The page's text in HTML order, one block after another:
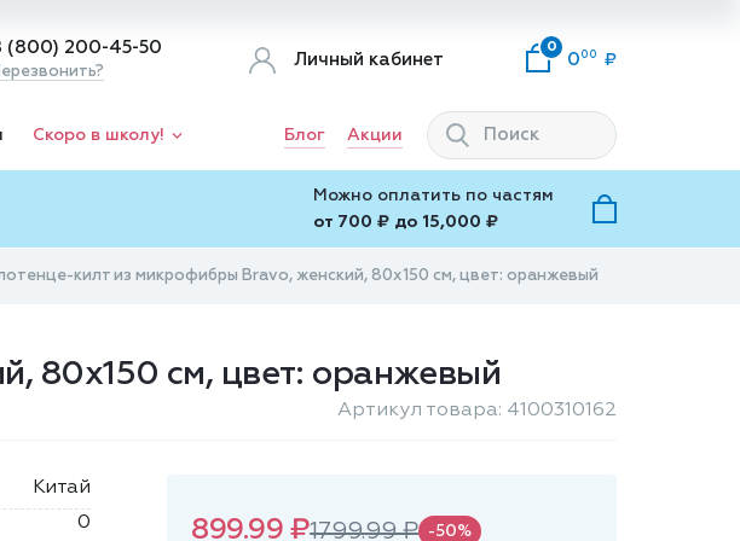
(800) 200-45-50
Личный кабинет
0
0 00
Скоро в школу! Блог Акции
Можно оплатить по частям
от 700 ₽ до 15,000 ₽
килт из микрофибры Bravo, женский, 80х150 см, цвет: оранжевый
80х150 см, цвет: оранжевый
Артикул товара: 4100310162
Китай
0 899.99 ₽1799.99 ₽ -50%